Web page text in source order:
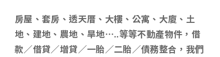
房屋、套房、透天厝、大樓、公寓、大廈、土
地、建地、農地、旱地…..等等不動產物件，借
款／借貸／增貸／一胎／二胎／債務整合，我們